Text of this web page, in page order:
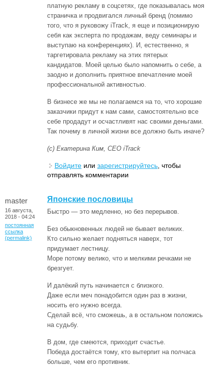
платную рекламу в соцсетях, где показывалась моя
страничка и продвигался личный бренд (помимо
того, что я руковожу iTrack, я еще и позиционирую
себя как эксперта по продажам, веду семинары и
выступаю на конференциях). И, естественно, я
таргетировала рекламу на этих пятерых
кандидатов. Моей целью было напомнить о себе, а
заодно и дополнить приятное впечатление моей
профессиональной активностью.
В бизнесе же мы не полагаемся на то, что хорошие
заказчики придут к нам сами, самостоятельно все
себе продадут и осчастливят нас своими деньгами.
Так почему в личной жизни все должно быть иначе?
(с) Екатерина Ким, CEO iTrack
Войдите или зарегистрируйтесь , чтобы
отправлять комментарии
master
16 августа,
2018 - 04:24
постоянная
ссылка
(permalink)
Японские пословицы
Быстро — это медленно, но без перерывов.
Без обыкновенных людей не бывает великих.
Кто сильно желает подняться наверх, тот
придумает лестницу.
Море потому велико, что и мелкими речками не
брезгует.
И далёкий путь начинается с близкого.
Даже если меч понадобится один раз в жизни,
носить его нужно всегда.
Сделай всё, что сможешь, а в остальном положись
на судьбу.
В дом, где смеются, приходит счастье.
Победа достаётся тому, кто вытерпит на полчаса
больше, чем его противник.